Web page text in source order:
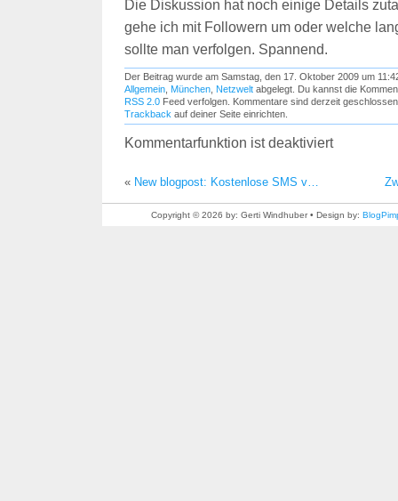
Die Diskussion hat noch einige Details
gehe ich mit Followern um oder welche
sollte man verfolgen. Spannend.
Der Beitrag wurde am Samstag, den 17. Oktober 2009 um
Allgemein München Netzwelt abgelegt. Du kannst die
RSS 2.0 Feed verfolgen. Kommentare sind derzeit
Trackback auf deiner Seite einrichten.
Kommentarfunktion ist deaktiviert
« New blogpost: Kostenlose SMS v…
Copyright © 2026 by: Gerti Windhuber • Design by: